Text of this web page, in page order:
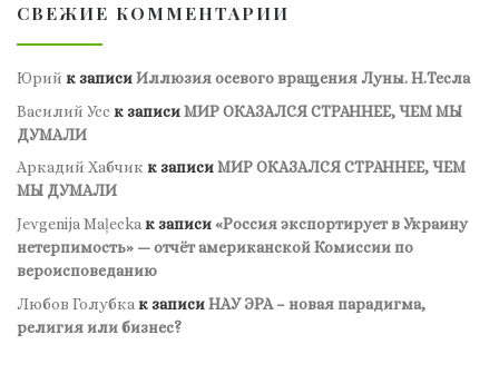
СВЕЖИЕ КОММЕНТАРИИ
Юрий к записиИллюзия осевого вращения Луны. Н.Тесла
Василий Усс к записиМИР ОКАЗАЛСЯ СТРАННЕЕ, ЧЕМ МЫ
ДУМАЛИ
Аркадий Хабчик к записиМИР ОКАЗАЛСЯ СТРАННЕЕ, ЧЕМ
МЫ ДУМАЛИ
Jevgenija Maļecka к записи«Россия экспортирует в Украину
нетерпимость» — отчёт американской Комиссии по
вероисповеданию
Любов Голубка к записиНАУ ЭРА – новая парадигма,
религия или бизнес?